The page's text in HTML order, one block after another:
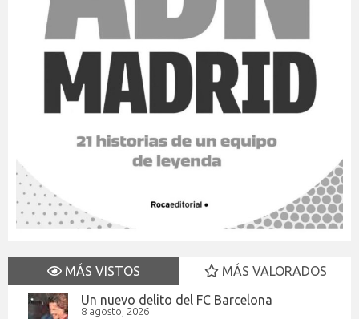
MÁS VISTOS
MÁS VALORADOS
Un nuevo delito del FC Barcelona
8 agosto, 2026